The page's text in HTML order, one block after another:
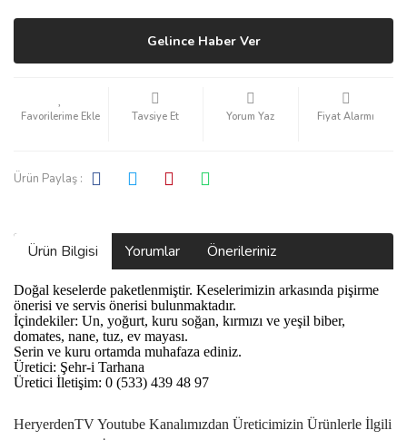
Gelince Haber Ver
Tavsiye Et Yorum Yaz Fiyat Alarmı
Ürün Paylaş :
Ürün Bilgisi Yorumlar Önerileriniz
Doğal keselerde paketlenmiştir. Keselerimizin arkasında pişirme
önerisi ve servis önerisi bulunmaktadır.
İçindekiler: Un, yoğurt, kuru soğan, kırmızı ve yeşil biber,
domates, nane, tuz, ev mayası.
Serin ve kuru ortamda muhafaza ediniz.
Üretici: Şehr-i Tarhana
Üretici İletişim: 0 (533) 439 48 97
HeryerdenTV Youtube Kanalımızdan Üreticimizin Ürünlerle İlgili